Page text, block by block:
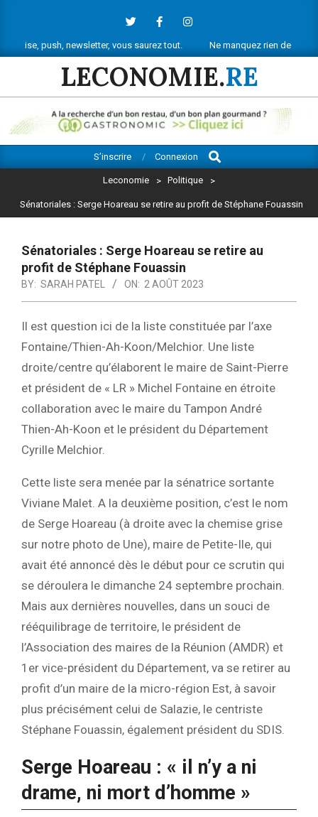
contentnewsletter, vous saurez tout. Ne manquez rien de l’actu
LECONOMIE.RE
Navigation
S’inscrire Connexion
Search
Leconomie > Politique >
Sénatoriales : Serge Hoareau se retire au profit de Stéphane Fouassin
Sénatoriales : Serge Hoareau se retire au
profit de Stéphane Fouassin
BY: SARAH PATEL ON: 2 AOÛT 2023
Il est question ici de la liste constituée par l’axe
Fontaine/Thien-Ah-Koon/Melchior. Une liste
droite/centre qu’élaborent le maire de Saint-Pierre
et président de « LR » Michel Fontaine en étroite
collaboration avec le maire du Tampon André
Thien-Ah-Koon et le président du Département
Cyrille Melchior.
Cette liste sera menée par la sénatrice sortante
Viviane Malet. A la deuxième position, c’est le nom
de Serge Hoareau (à droite avec la chemise grise
sur notre photo de Une), maire de Petite-Ile, qui
avait été annoncé dès le début pour ce scrutin qui
se déroulera le dimanche 24 septembre prochain.
Mais aux dernières nouvelles, dans un souci de
rééquilibrage de territoire, le président de
l’Association des maires de la Réunion (AMDR) et
1er vice-président du Département, va se retirer au
profit d’un maire de la micro-région Est, à savoir
plus précisément celui de Salazie, le centriste
Stéphane Fouassin, également président du SDIS.
Serge Hoareau : « il n’y a ni
drame, ni mort d’homme »